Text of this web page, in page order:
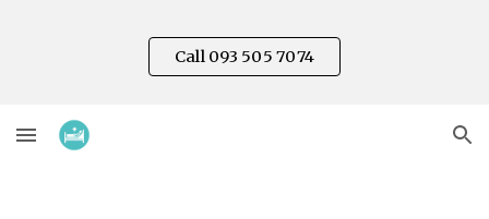
Skip to main content
Skip to navigation
Call 093 505 7074